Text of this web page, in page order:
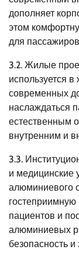
дополняет
этом
для
3.2. Жилые
используется
современных
наслаждаться
естественным
внутренним и
3.3.
и медицинские
алюминиевого
гостеприимную
пациентов и
алюминиевых
безопасность